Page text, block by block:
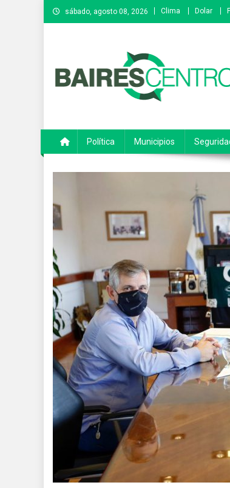
Saltar
al
sábado, agosto 08, 2026 Clima Dolar
Política Municipios